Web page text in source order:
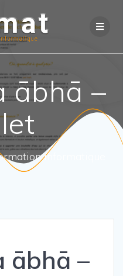
ābhā –
informatique
ābhā –